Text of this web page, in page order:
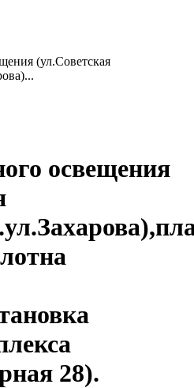
(ул.Советская
освещения
28).